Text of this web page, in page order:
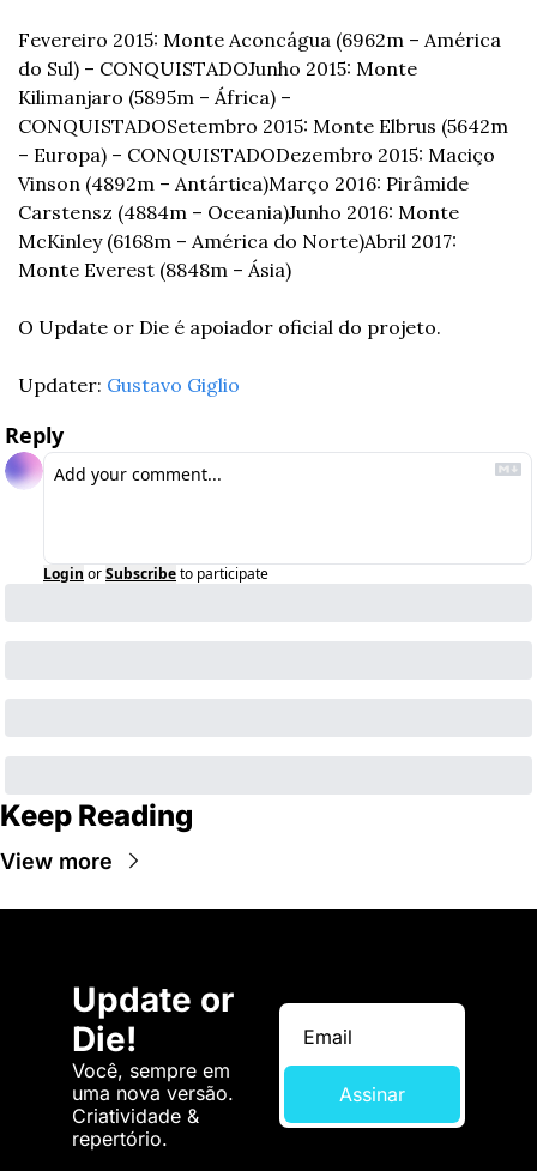
Fevereiro 2015: Monte Aconcágua (6962m – América
do Sul) – CONQUISTADOJunho 2015: Monte
Kilimanjaro (5895m – África) –
CONQUISTADOSetembro 2015: Monte Elbrus (5642m
– Europa) – CONQUISTADODezembro 2015: Maciço
Vinson (4892m – Antártica)Março 2016: Pirâmide
Carstensz (4884m – Oceania)Junho 2016: Monte
McKinley (6168m – América do Norte)Abril 2017:
Monte Everest (8848m – Ásia)
O Update or Die é apoiador oficial do projeto.
Updater: Gustavo Giglio
Reply
Login orSubscribeto participate
Keep Reading
View more
Update or
Die!
Você, sempre em
uma nova versão.
Criatividade &
repertório.
Assinar